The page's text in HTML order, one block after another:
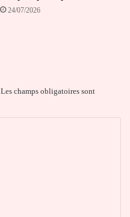
24/07/2026
Les champs obligatoires sont